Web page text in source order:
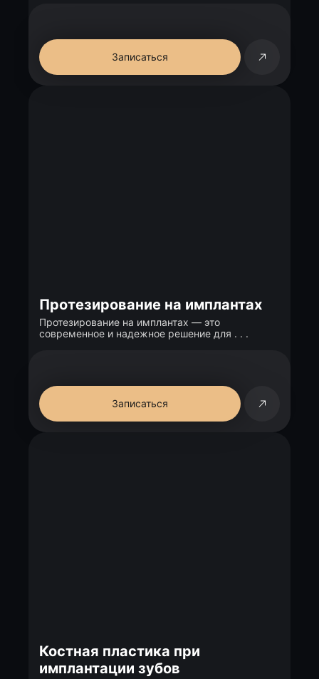
Записаться
Протезирование на имплантах
Протезирование на имплантах — это
современное и надежное решение для . . .
Записаться
Костная пластика при
имплантации зубов